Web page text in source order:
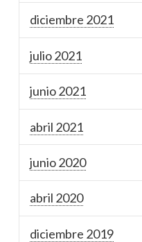
diciembre 2021
julio 2021
junio 2021
abril 2021
junio 2020
abril 2020
diciembre 2019